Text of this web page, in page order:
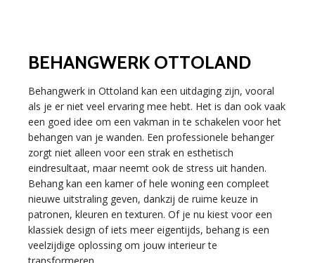
BEHANGWERK OTTOLAND
Behangwerk in Ottoland kan een uitdaging zijn, vooral
als je er niet veel ervaring mee hebt. Het is dan ook vaak
een goed idee om een vakman in te schakelen voor het
behangen van je wanden. Een professionele behanger
zorgt niet alleen voor een strak en esthetisch
eindresultaat, maar neemt ook de stress uit handen.
Behang kan een kamer of hele woning een compleet
nieuwe uitstraling geven, dankzij de ruime keuze in
patronen, kleuren en texturen. Of je nu kiest voor een
klassiek design of iets meer eigentijds, behang is een
veelzijdige oplossing om jouw interieur te